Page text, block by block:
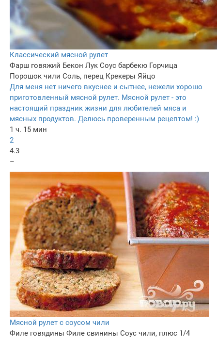
Классический мясной рулет
Фарш говяжий Бекон Лук Соус барбекю Горчица
Порошок чили Соль, перец Крекеры Яйцо
Для меня нет ничего вкуснее и сытнее, нежели хорошо
приготовленный мясной рулет. Мясной рулет - это
настоящий праздник жизни для любителей мяса и
мясных продуктов. Делюсь проверенным рецептом! :)
1 ч. 15 мин
2
4.3
–
Мясной рулет с соусом чили
Филе говядины Филе свинины Соус чили, плюс 1/4